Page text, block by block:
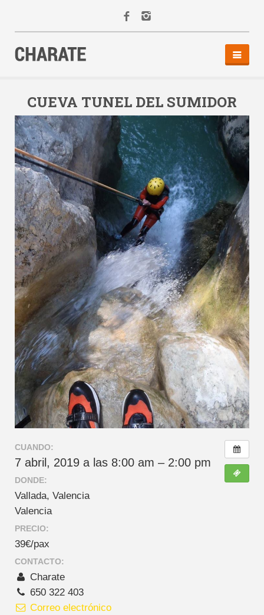
AGENDA
ACTIVIDADES
ALQUILER
EQUIPO
CONTACTO
CUEVA TUNEL DEL SUMIDOR
CUANDO:
7 abril, 2019 a las 8:00 am – 2:00 pm
DONDE:
Vallada, Valencia
Valencia
PRECIO:
39€/pax
CONTACTO:
Charate
650 322 403
Correo electrónico